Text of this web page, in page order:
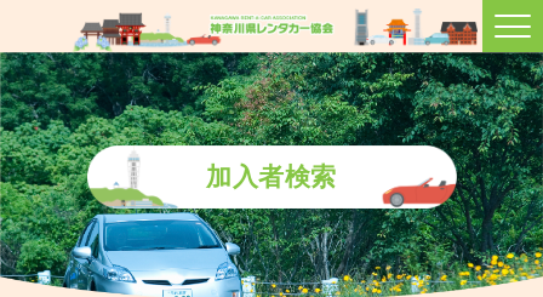
加入者検索